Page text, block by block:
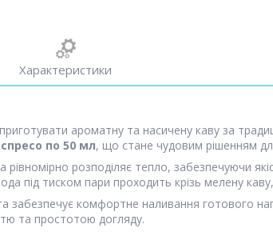
Характеристики
ароматну та насичену каву за
по 50 мл, що стане чудовим рішенням
рівномірно розподіляє тепло, забезпечуючи
під тиском пари проходить крізь мелену
забезпечує комфортне наливання готового
та простотою догляду.